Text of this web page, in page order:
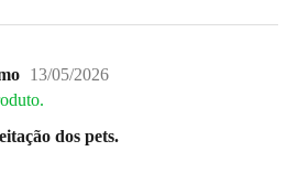
13/05/2026
dos pets.